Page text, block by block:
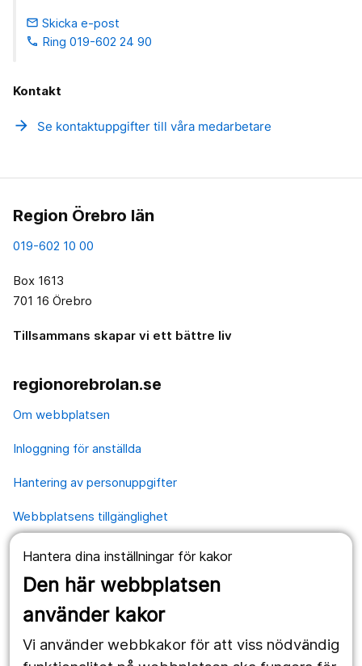
Hantera dina inställningar för kakor
Den här webbplatsen
använder kakor
Vi använder webbkakor för att viss nödvändig
email Skicka e-post
phone Ring 019-602 24 90
Kontakt
arrow_forward Se kontaktuppgifter till våra medarbetare
Region Örebro län
019-602 10 00
Box 1613
701 16 Örebro
Tillsammans skapar vi ett bättre liv
regionorebrolan.se
Om webbplatsen
Inloggning för anställda
Hantering av personuppgifter
Webbplatsens tillgänglighet
Våra webbplatser
1177.se